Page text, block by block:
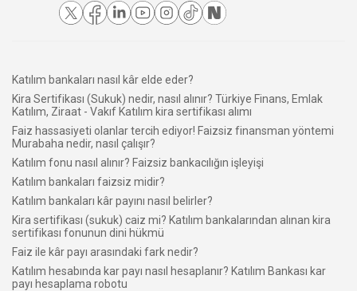
Katılım bankaları nasıl kâr elde eder?
Kira Sertifikası (Sukuk) nedir, nasıl alınır? Türkiye Finans, Emlak
Katılım, Ziraat - Vakıf Katılım kira sertifikası alımı
Faiz hassasiyeti olanlar tercih ediyor! Faizsiz finansman yöntemi
Murabaha nedir, nasıl çalışır?
Katılım fonu nasıl alınır? Faizsiz bankacılığın işleyişi
Katılım bankaları faizsiz midir?
Katılım bankaları kâr payını nasıl belirler?
Kira sertifikası (sukuk) caiz mi? Katılım bankalarından alınan kira
sertifikası fonunun dini hükmü
Faiz ile kâr payı arasındaki fark nedir?
Katılım hesabında kar payı nasıl hesaplanır? Katılım Bankası kar
payı hesaplama robotu